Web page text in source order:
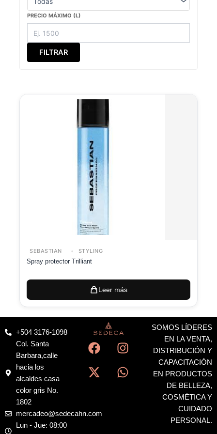
PRECIO MÁXIMO (L)
FILTRAR
SEBASTIAN STYLING
Spray protector Trilliant
Leer más
+504 3176-1098
Col. Santa
Barbara,calle
hacia los
alcaldes casa
color gris No.
1802
mercadeo@sedecahn.com
Lun - Jue: 08:00
F
a
c
e
o
I
n
s
t
X
-
t
w
t
W
h
a
t
SOMOS LÍDERES
EN LA VENTA,
DISTRIBUCIÓN Y
CAPACITACIÓN
EN PRODUCTOS
DE BELLEZA,
COSMÉTICA Y
CUIDADO
PERSONAL.